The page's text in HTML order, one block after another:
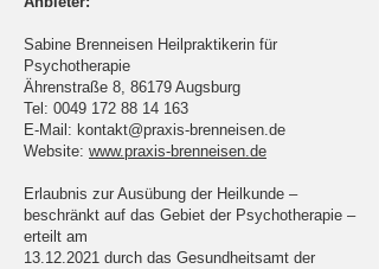
Sabine Brenneisen Heilpraktikerin für
Psychotherapie
Ährenstraße 8, 86179 Augsburg
Tel: 0049 172 88 14 163
E-Mail: kontakt@praxis-brenneisen.de
Website: www.praxis-brenneisen.de
Erlaubnis zur Ausübung der Heilkunde –
beschränkt auf das Gebiet der Psychotherapie –
erteilt am
13.12.2021 durch das Gesundheitsamt der